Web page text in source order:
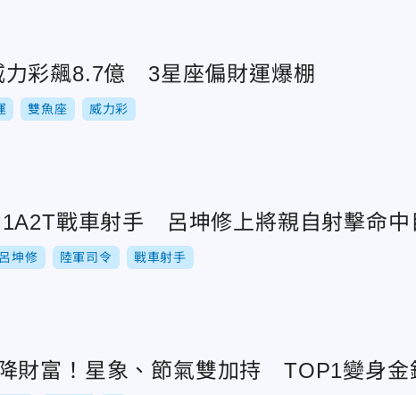
力彩飆8.7億 3星座偏財運爆棚
雙魚座 威力彩
戰車射手 呂坤修上將親自射擊命中
呂坤修 陸軍司令 戰車射手
財富！星象、節氣雙加持 TOP1變身金